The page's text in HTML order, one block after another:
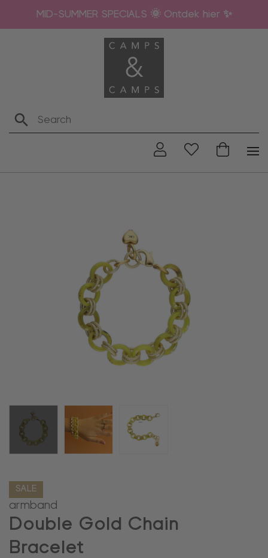
MID-SUMMER SPECIALS 🌞 Ontdek hier ✨
SALE
armband
Double Gold Chain
Bracelet